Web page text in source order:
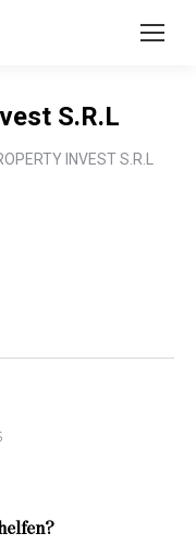
S.R.L
INVEST S.R.L